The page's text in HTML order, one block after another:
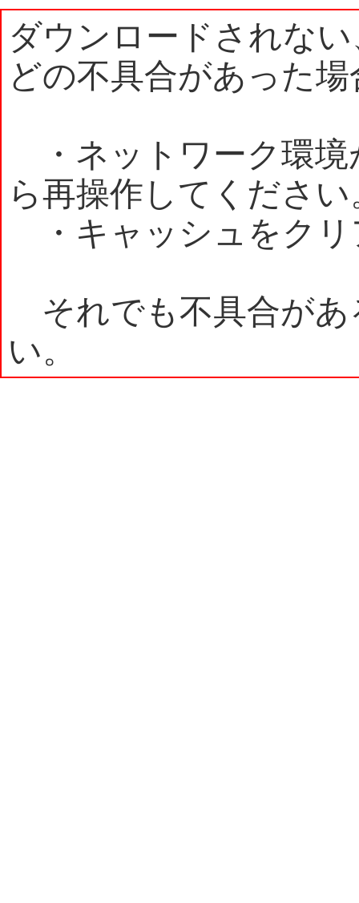
ダウンロードされな
どの不具合があった
・ネットワーク環境
ら再操作してください
・キャッシュをクリ
それでも不具合があ
い。